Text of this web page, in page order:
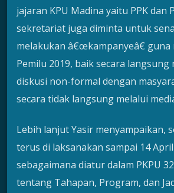
jajaran KPU Madina yaitu PPK dan
sekretariat juga diminta untuk
melakukan â€œkampanyeâ€
Pemilu 2019, baik secara langsung
diskusi non-formal dengan
secara tidak langsung melalui
Lebih lanjut Yasir menyampaikan,
terus di laksanakan sampai 14
sebagaimana diatur dalam PKPU
tentang Tahapan, Program, dan